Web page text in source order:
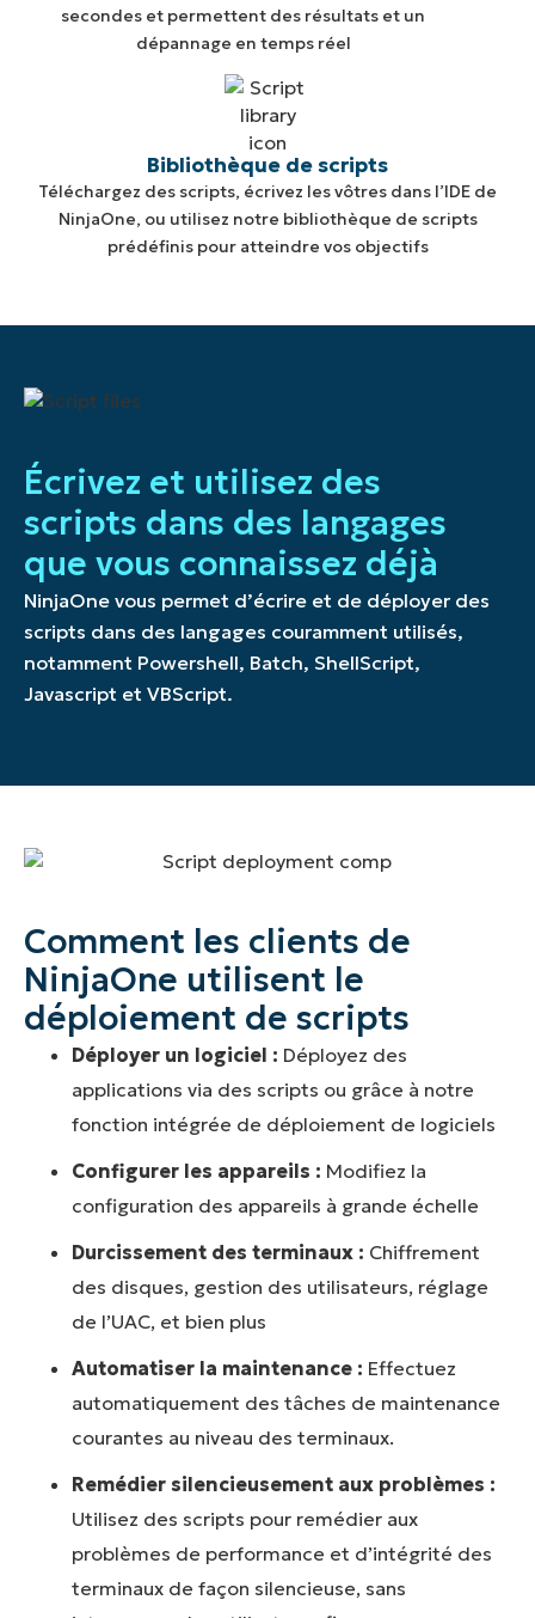
secondes et permettent des résultats et un
dépannage en temps réel
Bibliothèque de scripts
Téléchargez des scripts, écrivez les vôtres dans l’IDE de
NinjaOne, ou utilisez notre bibliothèque de scripts
prédéfinis pour atteindre vos objectifs
Écrivez et utilisez des
scripts dans des langages
que vous connaissez déjà
NinjaOne vous permet d’écrire et de déployer des
scripts dans des langages couramment utilisés,
notamment Powershell, Batch, ShellScript,
Javascript et VBScript.
Comment les clients de
NinjaOne utilisent le
déploiement de scripts
Déployer un logiciel : Déployez des
applications via des scripts ou grâce à notre
fonction intégrée de déploiement de logiciels
Configurer les appareils : Modifiez la
configuration des appareils à grande échelle
Durcissement des terminaux : Chiffrement
des disques, gestion des utilisateurs, réglage
de l’UAC, et bien plus
Automatiser la maintenance : Effectuez
automatiquement des tâches de maintenance
courantes au niveau des terminaux.
Remédier silencieusement aux problèmes :
Utilisez des scripts pour remédier aux
problèmes de performance et d’intégrité des
terminaux de façon silencieuse, sans